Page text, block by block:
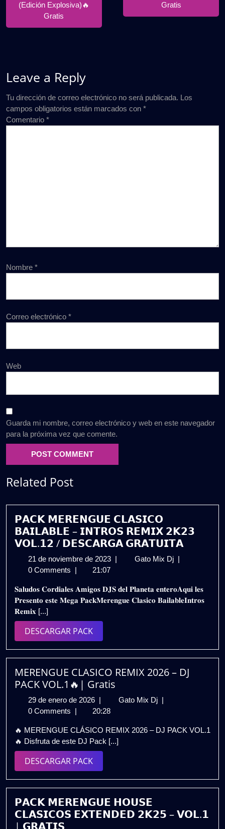
(Edición Explosiva)🔥
Gratis
Gratis
Leave a Reply
Tu dirección de correo electrónico no será publicada. Los
campos obligatorios están marcados con *
Comentario *
Nombre *
Correo electrónico *
Web
Guarda mi nombre, correo electrónico y web en este navegador
para la próxima vez que comente.
Related Post
𝗣𝗔𝗖𝗞 𝗠𝗘𝗥𝗘𝗡𝗚𝗨𝗘 𝗖𝗟𝗔𝗦𝗜𝗖𝗢
𝗕𝗔𝗜𝗟𝗔𝗕𝗟𝗘 – 𝗜𝗡𝗧𝗥𝗢𝗦 𝗥𝗘𝗠𝗜𝗫 𝟮𝗞𝟮𝟯
𝗩𝗢𝗟.𝟭𝟮 / 𝗗𝗘𝗦𝗖𝗔𝗥𝗚𝗔 𝗚𝗥𝗔𝗧𝗨𝗜𝗧𝗔
21 de noviembre de 2023 21
de
2023
Gato Mix Dj 𝗣𝗔𝗖𝗞
𝗕𝗔𝗜𝗟𝗔𝗕𝗟𝗘
–
𝗩𝗢𝗟.𝟭𝟮
/
𝗗𝗘𝗦𝗖𝗔𝗥𝗚𝗔
𝗚𝗥𝗔𝗧𝗨𝗜𝗧𝗔
0 Comments
21:07
𝐒𝐚𝐥𝐮𝐝𝐨𝐬 𝐂𝐨𝐫𝐝𝐢𝐚𝐥𝐞𝐬 𝐀𝐦𝐢𝐠𝐨𝐬 𝐃𝐉𝐒 𝐝𝐞𝐥 𝐏𝐥𝐚𝐧𝐞𝐭𝐚 𝐞𝐧𝐭𝐞𝐫𝐨𝐀𝐪𝐮𝐢 𝐥𝐞𝐬
𝐏𝐫𝐞𝐬𝐞𝐧𝐭𝐨 𝐞𝐬𝐭𝐞 𝐌𝐞𝐠𝐚 𝐏𝐚𝐜𝐤𝐌𝐞𝐫𝐞𝐧𝐠𝐮𝐞 𝐂𝐥𝐚𝐬𝐢𝐜𝐨 𝐁𝐚𝐢𝐥𝐚𝐛𝐥𝐞𝐈𝐧𝐭𝐫𝐨𝐬
𝐑𝐞𝐦𝐢𝐱 [...]
DESCARGAR PACKDESCARGAR
PACK
MERENGUE CLASICO REMIX 2026 – DJ
PACK VOL.1🔥| Gratis
29 de enero de 2026 29
de
de
2026
Gato Mix Dj MERENGUE
2026
VOL.1
🔥|
0 Comments
20:28
🔥 MERENGUE CLÁSICO REMIX 2026 – DJ PACK VOL.1
🔥 Disfruta de este DJ Pack [...]
DESCARGAR PACKDESCARGAR
PACK
𝗣𝗔𝗖𝗞 𝗠𝗘𝗥𝗘𝗡𝗚𝗨𝗘 𝗛𝗢𝗨𝗦𝗘
𝗖𝗟𝗔𝗦𝗜𝗖𝗢𝗦 𝗘𝗫𝗧𝗘𝗡𝗗𝗘𝗗 𝟮𝗞𝟮𝟱 – 𝗩𝗢𝗟.𝟭